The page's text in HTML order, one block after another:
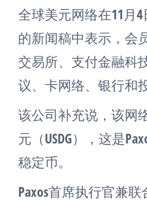
全球美元网络在11月
的新闻稿中表示，会
交易所、支付金融科
议、卡网络、银行和
该公司补充说，该网
元（USDG），这是
稳定币。
Paxos首席执行官兼